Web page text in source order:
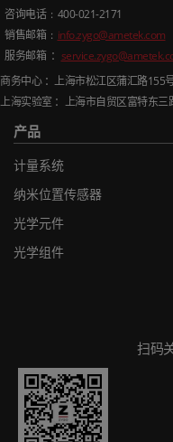
咨询电话: 400-021-2171
销售邮箱 : info.zygo@ametek.com
服务邮箱 ：
商务中心 ：上海市松江区蒲汇路155
上海实验室 ：上海市自贸区富特东三
产品
计量系统
纳米位置传感器
光学元件
光学组件
扫码